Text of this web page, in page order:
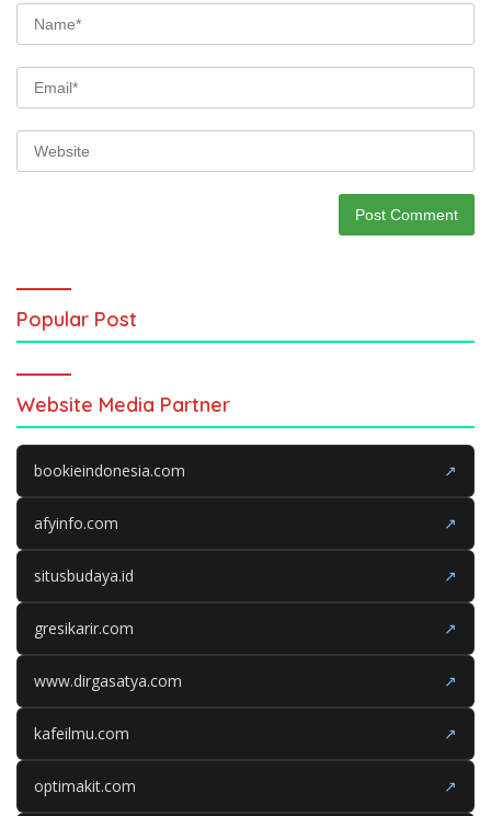
Popular Post
Website Media Partner
bookieindonesia.com ↗
afyinfo.com ↗
situsbudaya.id ↗
gresikarir.com ↗
www.dirgasatya.com ↗
kafeilmu.com ↗
optimakit.com ↗